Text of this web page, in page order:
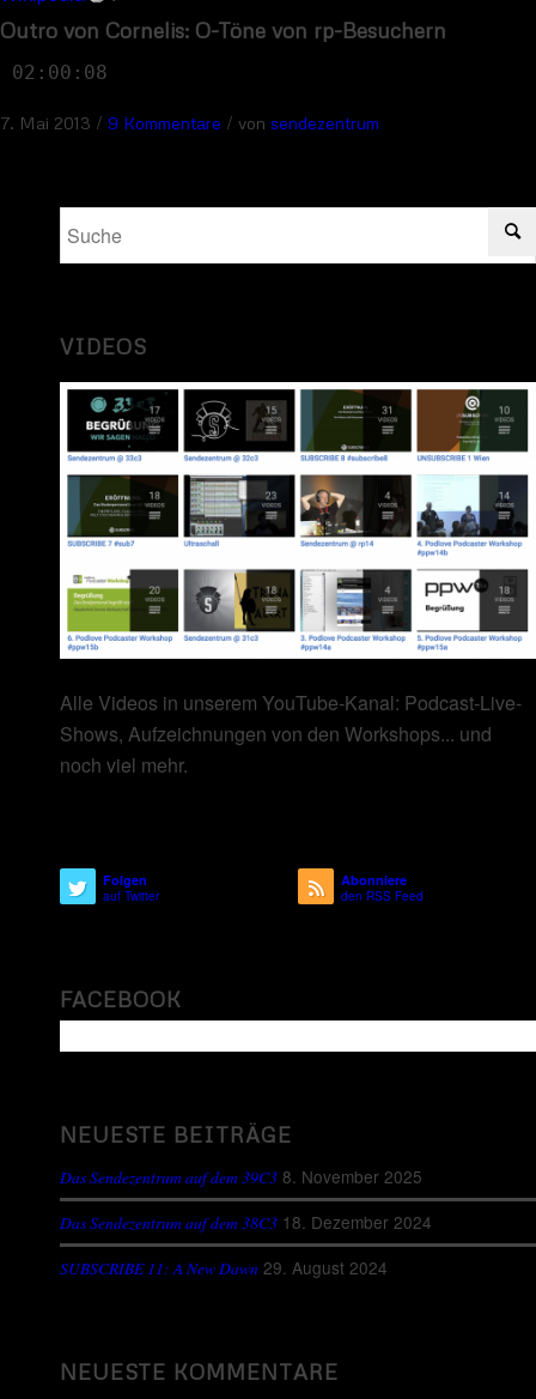
Outro von Cornelis: O-Töne von rp-Besuchern
02:00:08
7. Mai 2013 / 9 Kommentare / von sendezentrum
VIDEOS
Alle Videos in unserem YouTube-Kanal: Podcast-Live-
Shows, Aufzeichnungen von den Workshops... und
noch viel mehr.
Folgen
auf Twitter
Abonniere
den RSS Feed
FACEBOOK
NEUESTE BEITRÄGE
Das Sendezentrum auf dem 39C3 8. November 2025
Das Sendezentrum auf dem 38C3 18. Dezember 2024
SUBSCRIBE 11: A New Dawn 29. August 2024
NEUESTE KOMMENTARE